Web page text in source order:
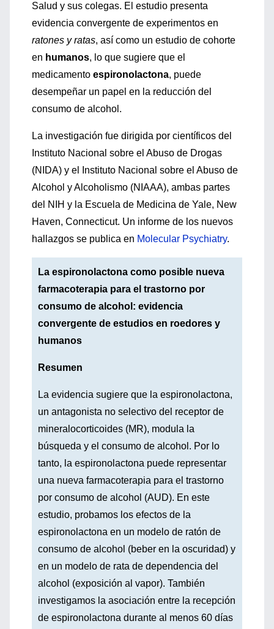
Salud y sus colegas. El estudio presenta
evidencia convergente de experimentos en
ratones y ratas, así como un estudio de cohorte
en humanos, lo que sugiere que el
medicamento espironolactona, puede
desempeñar un papel en la reducción del
consumo de alcohol.
La investigación fue dirigida por científicos del
Instituto Nacional sobre el Abuso de Drogas
(NIDA) y el Instituto Nacional sobre el Abuso de
Alcohol y Alcoholismo (NIAAA), ambas partes
del NIH y la Escuela de Medicina de Yale, New
Haven, Connecticut. Un informe de los nuevos
hallazgos se publica en Molecular Psychiatry.
La espironolactona como posible nueva
farmacoterapia para el trastorno por
consumo de alcohol: evidencia
convergente de estudios en roedores y
humanos
Resumen
La evidencia sugiere que la espironolactona,
un antagonista no selectivo del receptor de
mineralocorticoides (MR), modula la
búsqueda y el consumo de alcohol. Por lo
tanto, la espironolactona puede representar
una nueva farmacoterapia para el trastorno
por consumo de alcohol (AUD). En este
estudio, probamos los efectos de la
espironolactona en un modelo de ratón de
consumo de alcohol (beber en la oscuridad) y
en un modelo de rata de dependencia del
alcohol (exposición al vapor). También
investigamos la asociación entre la recepción
de espironolactona durante al menos 60 días